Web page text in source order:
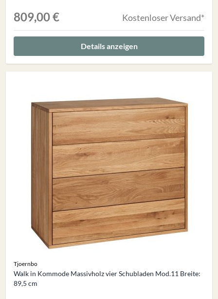
809,00 € Kostenloser Versand*
Details anzeigen
Tjoernbo
Walk in Kommode Massivholz vier Schubladen Mod.11 Breite:
89,5 cm